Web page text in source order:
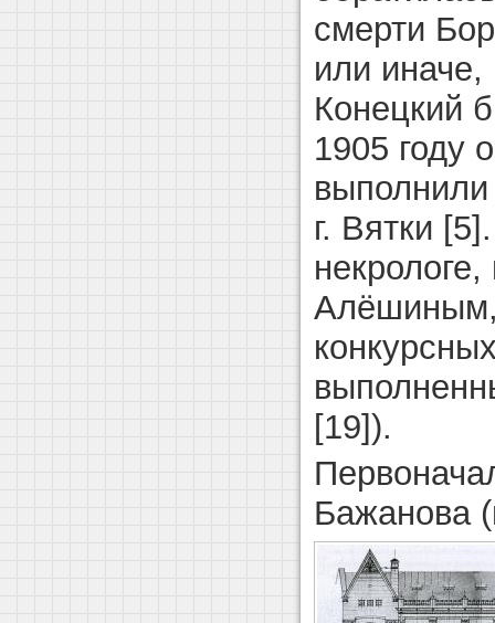
смерти
или
Конецкий
1905 году
г. Вятки
Алёшиным,
[19]).
Бажанова